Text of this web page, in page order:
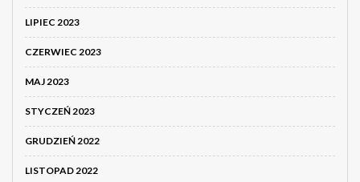
LIPIEC 2023
CZERWIEC 2023
MAJ 2023
STYCZEŃ 2023
GRUDZIEŃ 2022
LISTOPAD 2022